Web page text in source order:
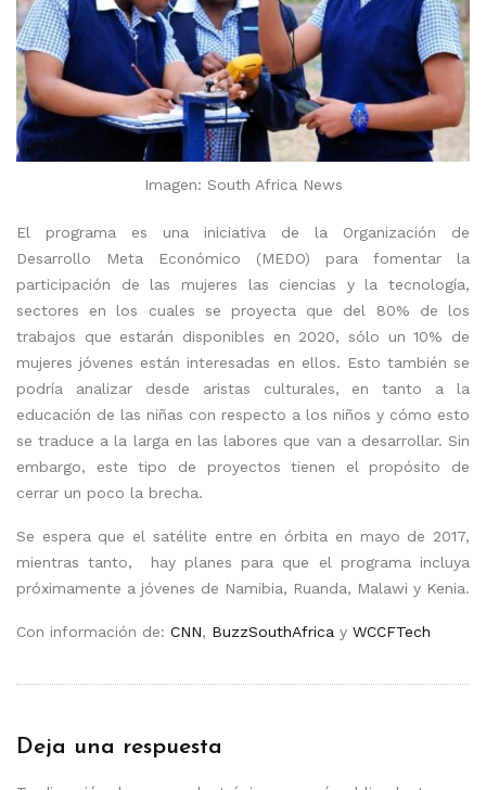
Imagen: South Africa News
El programa es una iniciativa de la Organización de
Desarrollo Meta Económico (MEDO) para fomentar la
participación de las mujeres las ciencias y la tecnología,
sectores en los cuales se proyecta que del 80% de los
trabajos que estarán disponibles en 2020, sólo un 10% de
mujeres jóvenes están interesadas en ellos. Esto también se
podría analizar desde aristas culturales, en tanto a la
educación de las niñas con respecto a los niños y cómo esto
se traduce a la larga en las labores que van a desarrollar. Sin
embargo, este tipo de proyectos tienen el propósito de
cerrar un poco la brecha.
Se espera que el satélite entre en órbita en mayo de 2017,
mientras tanto, hay planes para que el programa incluya
próximamente a jóvenes de Namibia, Ruanda, Malawi y Kenia.
Con información de: CNN, BuzzSouthAfrica y WCCFTech
Deja una respuesta